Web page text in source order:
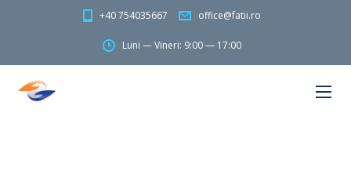
+40 754035667 office@fatii.ro
Luni — Vineri: 9:00 — 17:00